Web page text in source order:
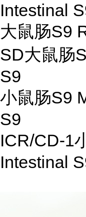
Intestinal
大鼠肠S9
SD大鼠肠
S9
小鼠肠S9
S9
ICR/CD-1
Intestinal